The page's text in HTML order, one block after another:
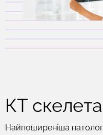
КТ скелета
Найпоширеніша